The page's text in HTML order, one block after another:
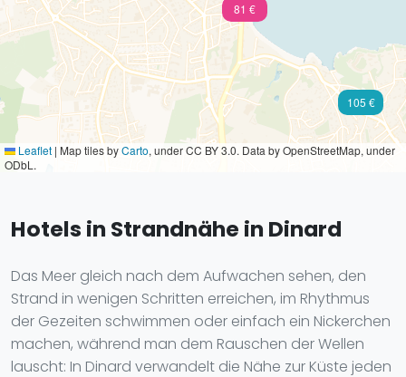
81 €
105 €
Leaflet | Map tiles byCarto, under CC BY 3.0. Data by OpenStreetMap, under
ODbL.
Hotels in Strandnähe in Dinard
Das Meer gleich nach dem Aufwachen sehen, den
Strand in wenigen Schritten erreichen, im Rhythmus
der Gezeiten schwimmen oder einfach ein Nickerchen
machen, während man dem Rauschen der Wellen
lauscht: In Dinard verwandelt die Nähe zur Küste jeden